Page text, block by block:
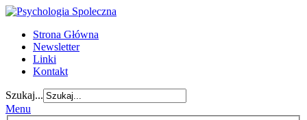
Strona Główna
Newsletter
Linki
Kontakt
Szukaj...
Menu